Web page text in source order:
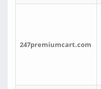
247premiumcart.com